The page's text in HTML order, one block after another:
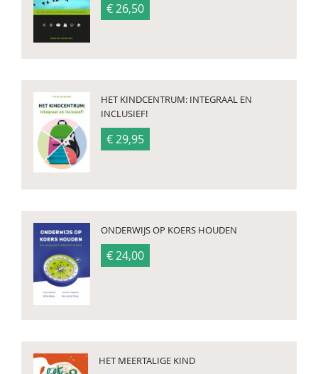
€ 26,50
HET KINDCENTRUM: INTEGRAAL EN
INCLUSIEF!
€ 29,95
ONDERWIJS OP KOERS HOUDEN
€ 24,00
HET MEERTALIGE KIND